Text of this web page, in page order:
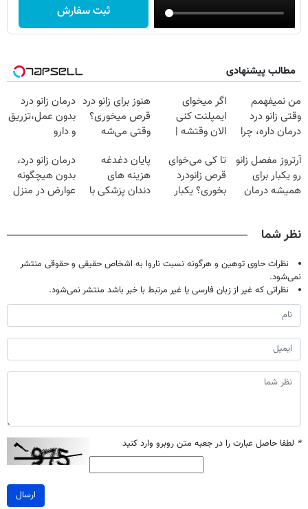
ثبت سفارش
مطالب پیشنهادی
من نمیفهمم
وقتی زانو درد
درمان داره، چرا
تحمل میکنی؟❗
اگر میخوای
ایمپلنت کنی
الان وقتشه |
میلیون تومان!!!
هنوز برای زانو درد
قرص میخوری؟
وقتی می‌شه
درمانش کرد؟؟؟؟
درمان زانو درد
بدون عمل،تزریق
و دارو
آرتروز مفصل زانو
رو یکبار برای
همیشه درمان
تا کی می‌خوای
قرص زانودرد
بخوری؟ یکبار
پایان دغدغه
هزینه های
دندان پزشکی با
درمان زانو درد،
بدون هیچگونه
عوارض در منزل
نظر شما
نظرات حاوی توهین و هرگونه نسبت ناروا به اشخاص حقیقی و حقوقی منتشر
نمی‌شود.
نظراتی که غیر از زبان فارسی یا غیر مرتبط با خبر باشد منتشر نمی‌شود.
* لطفا حاصل عبارت را در جعبه متن روبرو وارد کنید
ارسال